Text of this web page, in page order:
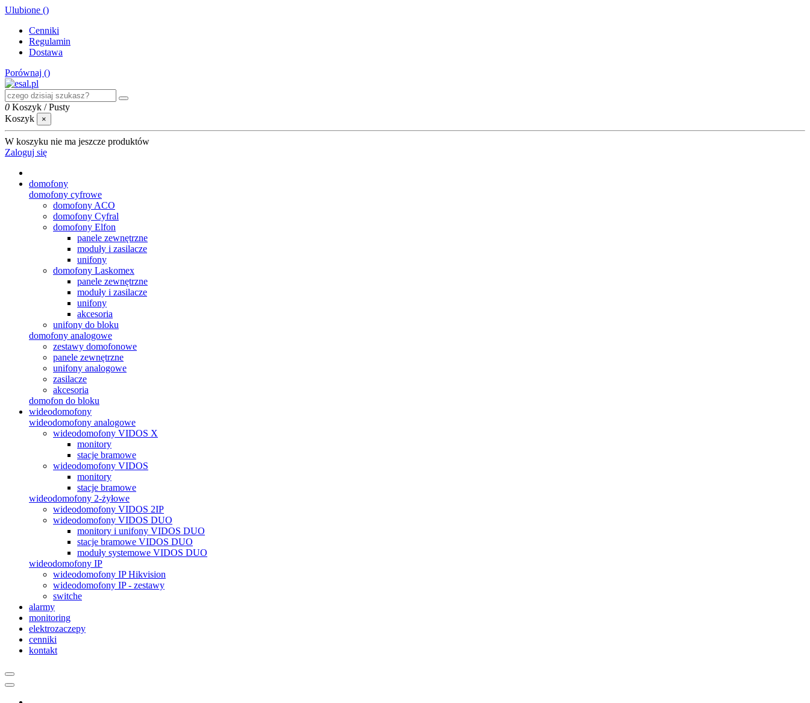
Ulubione ()
Cenniki
Regulamin
Dostawa
Porównaj ()
0 Koszyk /Pusty
Koszyk
×
W koszyku nie ma jeszcze produktów
Zaloguj się
domofony
domofony cyfrowe
domofony ACO
domofony Cyfral
domofony Elfon
panele zewnętrzne
moduły i zasilacze
unifony
domofony Laskomex
panele zewnętrzne
moduły i zasilacze
unifony
akcesoria
unifony do bloku
domofony analogowe
zestawy domofonowe
panele zewnętrzne
unifony analogowe
zasilacze
akcesoria
domofon do bloku
wideodomofony
wideodomofony analogowe
wideodomofony VIDOS X
monitory
stacje bramowe
wideodomofony VIDOS
monitory
stacje bramowe
wideodomofony 2-żyłowe
wideodomofony VIDOS 2IP
wideodomofony VIDOS DUO
monitory i unifony VIDOS DUO
stacje bramowe VIDOS DUO
moduły systemowe VIDOS DUO
wideodomofony IP
wideodomofony IP Hikvision
wideodomofony IP - zestawy
switche
alarmy
monitoring
elektrozaczepy
cenniki
kontakt